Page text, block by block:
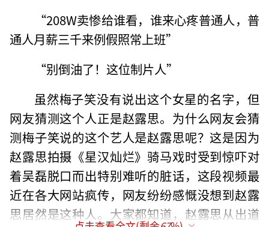
“208W卖惨给谁看，谁来心疼普通人，普
通人月薪三千来例假照常上班”
“别倒油了！这位制片人”
虽然梅子笑没有说出这个女星的名字，但
网友猜测这个人正是赵露思。为什么网友会猜
测梅子笑说的这个艺人是赵露思呢？这是因为
赵露思拍摄《星汉灿烂》骑马戏时受到惊吓对
着吴磊脱口而出特别难听的脏话，这段视频最
近在各大网站疯传，网友纷纷感慨没想到赵露
思居然是这种人。大家都知道，赵露思从出道